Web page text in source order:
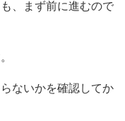
、まず前に進むので
ないかを確認してか